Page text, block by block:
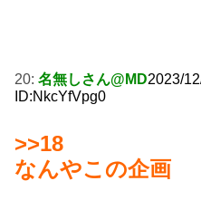
20: 名無しさん@MD2023/
ID:NkcYfVpg0
>>18
なんやこの企画